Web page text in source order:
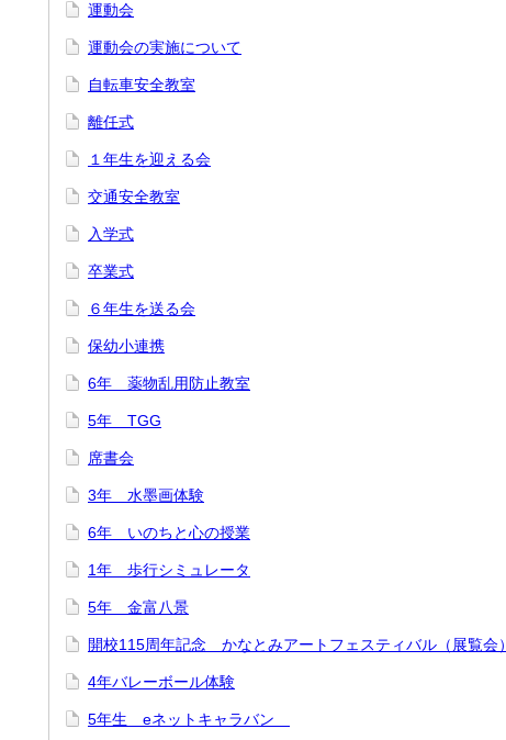
運動会
運動会の実施について
自転車安全教室
離任式
１年生を迎える会
交通安全教室
入学式
卒業式
６年生を送る会
保幼小連携
6年 薬物乱用防止教室
5年 TGG
席書会
3年 水墨画体験
6年 いのちと心の授業
1年 歩行シミュレータ
5年 金富八景
開校115周年記念 かなとみアートフェスティバル（展覧会）
4年バレーボール体験
5年生 eネットキャラバン